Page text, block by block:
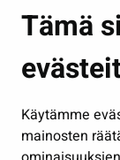
Tämä
Käytämme
mainosten
Kasvatus ja
Kulttuuri ja
Työ ja